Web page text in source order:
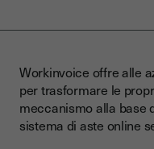
Workinvoice offre alle
per trasformare le
meccanismo alla base
sistema di aste online